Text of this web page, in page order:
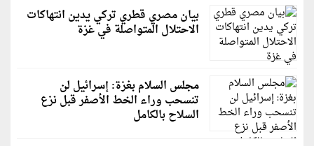
بيان مصري قطري تركي يدين انتهاكات
الاحتلال المتواصلة في غزة
مجلس السلام بغزة: إسرائيل لن
تنسحب وراء الخط الأصفر قبل نزع
السلاح بالكامل